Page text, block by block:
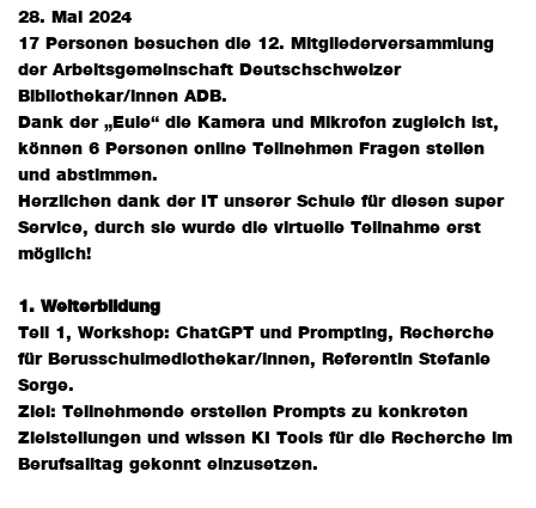
28. Mai 2024
17 Personen besuchen die 12. Mitgliederversammlung
der Arbeitsgemeinschaft Deutschschweizer
Bibliothekar/innen ADB.
Dank der „Eule“ die Kamera und Mikrofon zugleich ist,
können 6 Personen online Teilnehmen Fragen stellen
und abstimmen.
Herzlichen dank der IT unserer Schule für diesen super
Service, durch sie wurde die virtuelle Teilnahme erst
möglich!
1. Weiterbildung
Teil 1, Workshop: ChatGPT und Prompting, Recherche
für Berusschulmediothekar/innen, Referentin Stefanie
Sorge.
Ziel: Teilnehmende erstellen Prompts zu konkreten
Zielstellungen und wissen KI Tools für die Recherche im
Berufsalltag gekonnt einzusetzen.